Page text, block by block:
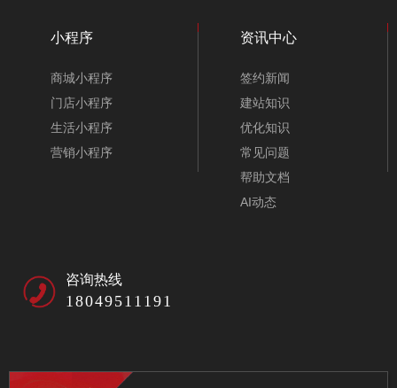
小程序
商城小程序
门店小程序
生活小程序
营销小程序
资讯中心
签约新闻
建站知识
优化知识
常见问题
帮助文档
AI动态
咨询热线
18049511191